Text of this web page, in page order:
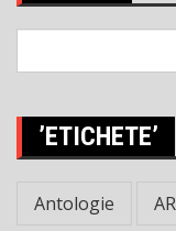
’ETICHETE’
Antologie